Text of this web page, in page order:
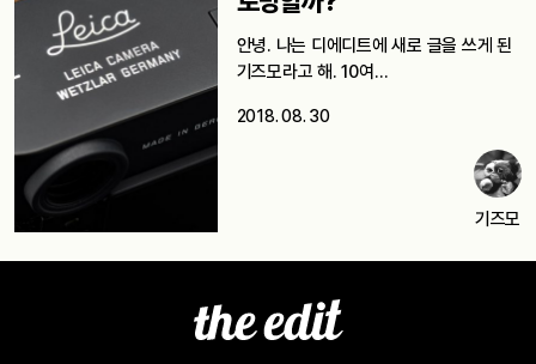
안녕. 나는 디에디트에 새로 글을 쓰게 된
기즈모라고 해. 10여…
2018. 08. 30
기즈모